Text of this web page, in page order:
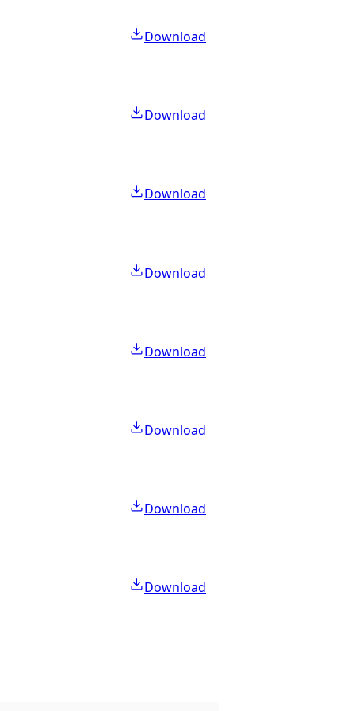
Download
Download
Download
Download
Download
Download
Download
Download